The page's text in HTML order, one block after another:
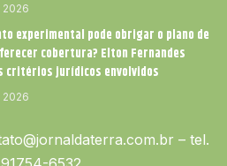
2026
experimental pode obrigar o plano de
cobertura? Elton Fernandes
critérios jurídicos envolvidos
2026
– tel.